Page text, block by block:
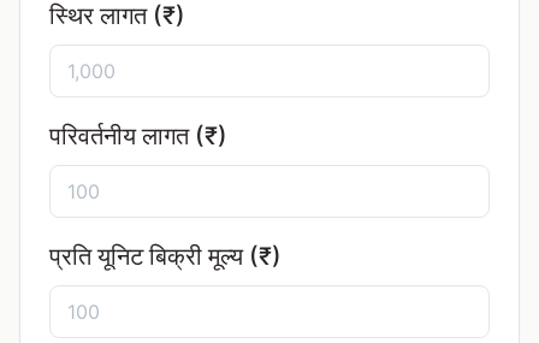
स्थिर लागत (₹)
परिवर्तनीय लागत (₹)
प्रति यूनिट बिक्री मूल्य (₹)